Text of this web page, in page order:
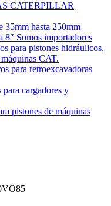
CATERPILLAR
35mm hasta 250mm
8″ Somos importadores
para pistones hidráulicos.
CAT.
para retroexcavadoras
cargadores y
pistones de máquinas